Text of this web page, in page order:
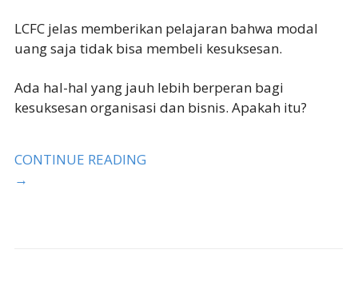
LCFC jelas memberikan pelajaran bahwa modal
uang saja tidak bisa membeli kesuksesan.
Ada hal-hal yang jauh lebih berperan bagi
kesuksesan organisasi dan bisnis. Apakah itu?
CONTINUE READING
→